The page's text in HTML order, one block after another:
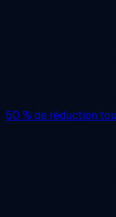
50 % de réduction